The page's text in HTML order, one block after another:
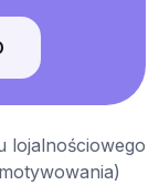
lojalnościowego